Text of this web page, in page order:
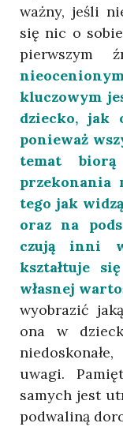
ważny, jeśli
się nic o
pierwszym
kluczowym
dziecko,
ponieważ
temat
przekonania
tego jak
oraz na
czują inni
kształtuje
własnej
wyobrazić
ona w
uwagi.
samych jest
podwaliną